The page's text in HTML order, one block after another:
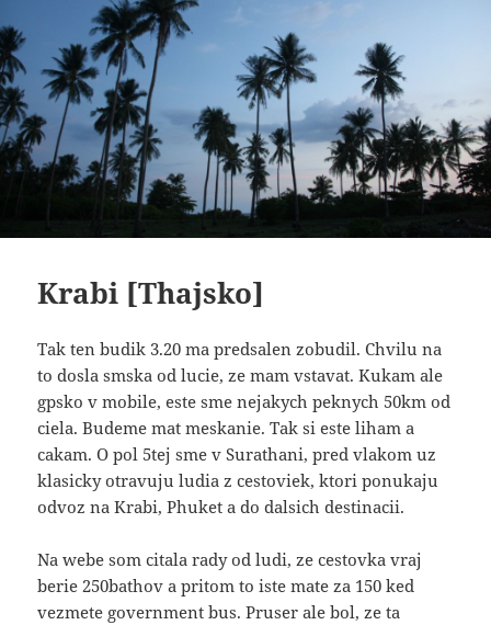
Krabi [Thajsko]
Tak ten budik 3.20 ma predsalen zobudil. Chvilu na
to dosla smska od lucie, ze mam vstavat. Kukam ale
gpsko v mobile, este sme nejakych peknych 50km od
ciela. Budeme mat meskanie. Tak si este liham a
cakam. O pol 5tej sme v Surathani, pred vlakom uz
klasicky otravuju ludia z cestoviek, ktori ponukaju
odvoz na Krabi, Phuket a do dalsich destinacii.
Na webe som citala rady od ludi, ze cestovka vraj
berie 250bathov a pritom to iste mate za 150 ked
vezmete government bus. Pruser ale bol, ze ta